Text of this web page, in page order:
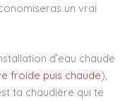
un vrai
d’eau chaude
froide puis chaude),
ta chaudière qui te